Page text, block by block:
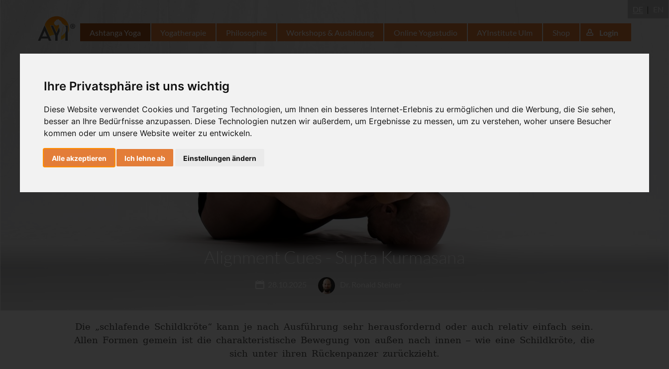
Ihre Privatsphäre ist uns wichtig
Diese Website verwendet Cookies und Targeting Technologien, um Ihnen ein besseres Internet-Erlebnis zu ermöglichen und die Werbung, die Sie sehen,
besser an Ihre Bedürfnisse anzupassen. Diese Technologien nutzen wir außerdem, um Ergebnisse zu messen, um zu verstehen, woher unsere Besucher
kommen oder um unsere Website weiter zu entwickeln.
Alle akzeptieren Ich lehne ab Einstellungen ändern
Ashtanga Yoga Yogatherapie Philosophie Workshops & Ausbildung Online Yogastudio AYInstitute Ulm Shop Login
Alignment Cues - Supta Kurmasana
Die „schlafende Schildkröte“ kann je nach Ausführung sehr herausfordernd oder auch relativ einfach sein.
Allen Formen gemein ist die charakteristische Bewegung von außen nach innen – wie eine Schildkröte, die
sich unter ihren Rückenpanzer zurückzieht.